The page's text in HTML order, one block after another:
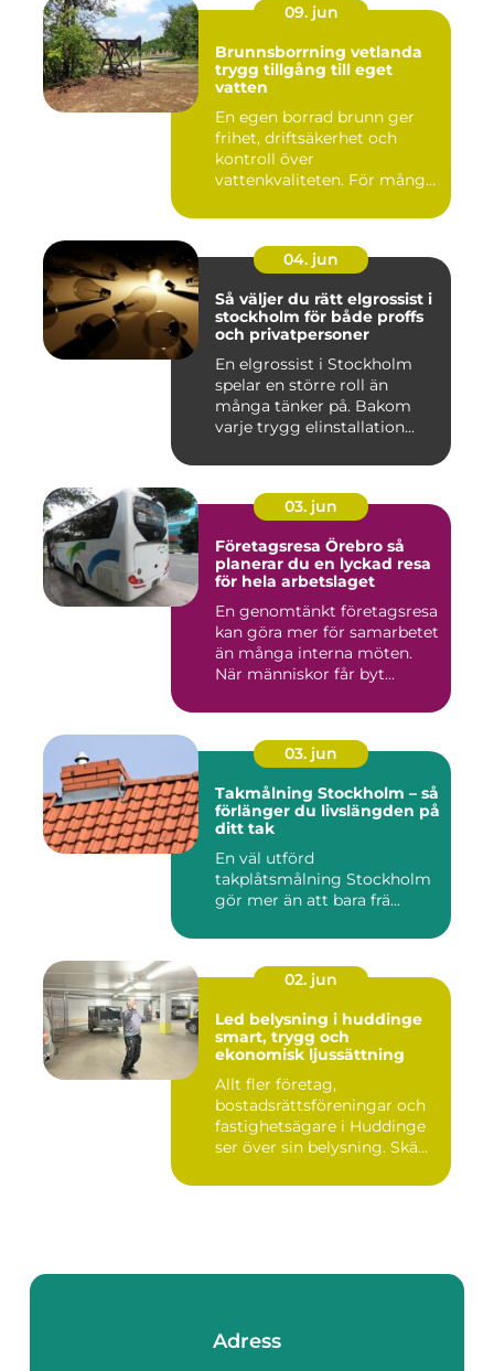
09. jun
Brunnsborrning vetlanda
trygg tillgång till eget
vatten
En egen borrad brunn ger
frihet, driftsäkerhet och
kontroll över
vattenkvaliteten. För många
04. jun
Så väljer du rätt elgrossist i
stockholm för både proffs
och privatpersoner
En elgrossist i Stockholm
spelar en större roll än
många tänker på. Bakom
varje trygg elinstallation...
03. jun
Företagsresa Örebro så
planerar du en lyckad resa
för hela arbetslaget
En genomtänkt företagsresa
kan göra mer för samarbetet
än många interna möten.
När människor får byt...
03. jun
Takmålning Stockholm – så
förlänger du livslängden på
ditt tak
En väl utförd
takplåtsmålning Stockholm
gör mer än att bara frä...
02. jun
Led belysning i huddinge
smart, trygg och
ekonomisk ljussättning
Allt fler företag,
bostadsrättsföreningar och
fastighetsägare i Huddinge
ser över sin belysning. Skä...
Adress